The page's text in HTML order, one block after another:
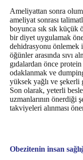
Ameliyattan sonra
ameliyat sonrası
boyunca sık sık küçük
bir diyet uygulamak
dehidrasyonu
öğünler arasında sıvı
gıdalardan önce protein
odaklanmak ve
yüksek yağlı ve şekerli
Son olarak, yeterli
uzmanlarının önerdiği
takviyeleri alınması
Obezitenin insan